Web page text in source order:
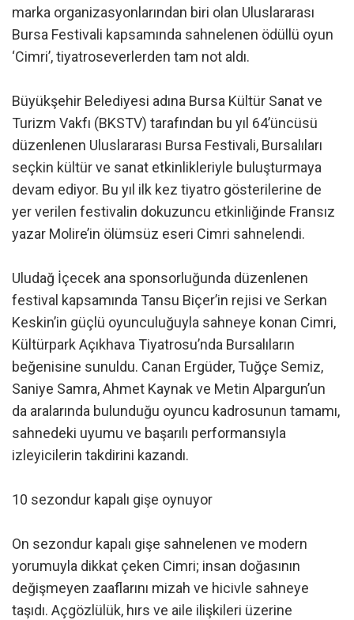
marka organizasyonlarından biri olan Uluslararası
Bursa Festivali kapsamında sahnelenen ödüllü oyun
‘Cimri’, tiyatroseverlerden tam not aldı.
Büyükşehir Belediyesi adına Bursa Kültür Sanat ve
Turizm Vakfı (BKSTV) tarafından bu yıl 64’üncüsü
düzenlenen Uluslararası Bursa Festivali, Bursalıları
seçkin kültür ve sanat etkinlikleriyle buluşturmaya
devam ediyor. Bu yıl ilk kez tiyatro gösterilerine de
yer verilen festivalin dokuzuncu etkinliğinde Fransız
yazar Molire’in ölümsüz eseri Cimri sahnelendi.
Uludağ İçecek ana sponsorluğunda düzenlenen
festival kapsamında Tansu Biçer’in rejisi ve Serkan
Keskin’in güçlü oyunculuğuyla sahneye konan Cimri,
Kültürpark Açıkhava Tiyatrosu’nda Bursalıların
beğenisine sunuldu. Canan Ergüder, Tuğçe Semiz,
Saniye Samra, Ahmet Kaynak ve Metin Alpargun’un
da aralarında bulunduğu oyuncu kadrosunun tamamı,
sahnedeki uyumu ve başarılı performansıyla
izleyicilerin takdirini kazandı.
10 sezondur kapalı gişe oynuyor
On sezondur kapalı gişe sahnelenen ve modern
yorumuyla dikkat çeken Cimri; insan doğasının
değişmeyen zaaflarını mizah ve hicivle sahneye
taşıdı. Açgözlülük, hırs ve aile ilişkileri üzerine